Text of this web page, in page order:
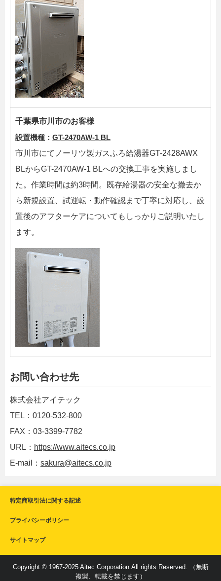
千葉県市川市のお客様
設置機種： GT-2470AW-1 BL
市川市にてノーリツ製ガスふろ給湯器GT-2428AWX
BLからGT-2470AW-1 BLへの交換工事を実施しまし
た。作業時間は約3時間。既存給湯器の安全な撤去か
ら新規設置、試運転・動作確認まで丁寧に対応し、設
置後のアフターケアについてもしっかりご説明いたし
ます。
お問い合わせ先
株式会社アイテック
TEL： 0120-532-800
FAX：03-3399-7782
URL： https://www.aitecs.co.jp
E-mail： sakura@aitecs.co.jp
特定商取引法に関する記述
プライバシーポリシー
サイトマップ
Copyright © 1967-2025 Aitec Corporation.All rights Reserved. （無断
複製、転載を禁じます）